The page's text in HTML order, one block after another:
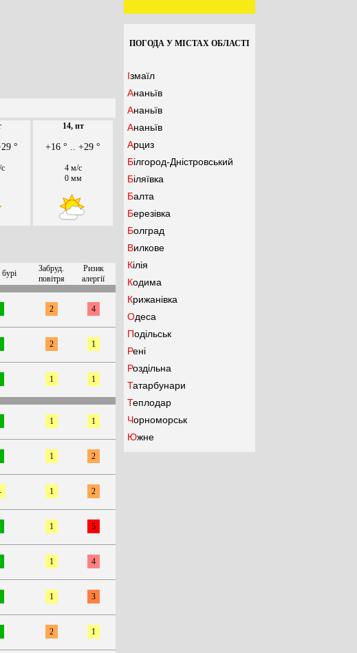
°
14, пт
+16 ° .. +29 °
4 м/с
0 мм
Забруд.
повітря
Ризик
алергії
2 4
2 1
1 1
1 1
1 2
1 2
1 5
1 4
1 3
2 1
ПОГОДА У МІСТАХ ОБЛАСТІ
Ізмаїл
Ананьїв
Ананьїв
Ананьїв
Арциз
Білгород-Дністровський
Біляївка
Балта
Березівка
Болград
Вилкове
Кілія
Кодима
Крижанівка
Одеса
Подільськ
Рені
Роздільна
Татарбунари
Теплодар
Чорноморськ
Южне